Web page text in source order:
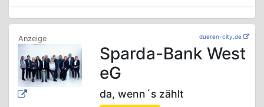
dueren-city.de
Sparda-Bank West
eG
da, wenn´s zählt